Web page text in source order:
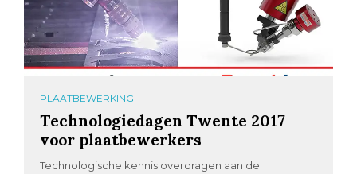
PLAATBEWERKING
Technologiedagen Twente 2017
voor plaatbewerkers
Technologische kennis overdragen aan de